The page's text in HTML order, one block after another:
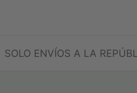
SOLO ENVÍOS A LA